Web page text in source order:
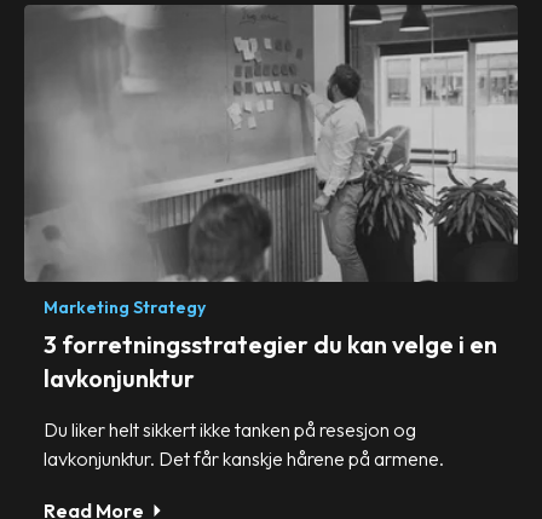
Marketing Strategy
3 forretningsstrategier du kan velge i en
lavkonjunktur
Du liker helt sikkert ikke tanken på resesjon og
lavkonjunktur. Det får kanskje hårene på armene.
Read More